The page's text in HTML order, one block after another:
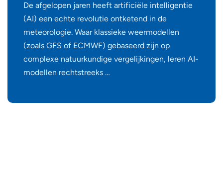
De afgelopen jaren heeft artificiële intelligentie
(AI) een echte revolutie ontketend in de
meteorologie. Waar klassieke weermodellen
(zoals GFS of ECMWF) gebaseerd zijn op
complexe natuurkundige vergelijkingen, leren AI-
modellen rechtstreeks …